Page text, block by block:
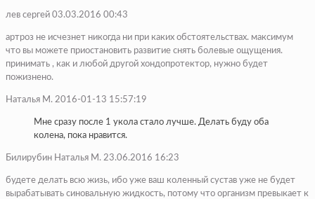
лев сергей 03.03.2016 00:43
артроз не исчезнет никогда ни при каких обстоятельствах. максимум
что вы можете приостановить развитие снять болевые ощущения.
принимать , как и любой другой хондопротектор, нужно будет
пожизнено.
Наталья М. 2016-01-13 15:57:19
Мне сразу после 1 укола стало лучше. Делать буду оба
колена, пока нравится.
Билирубин Наталья М. 23.06.2016 16:23
будете делать всю жизь, ибо уже ваш коленный сустав уже не будет
вырабатывать синовальную жидкость, потому что организм превыкает к